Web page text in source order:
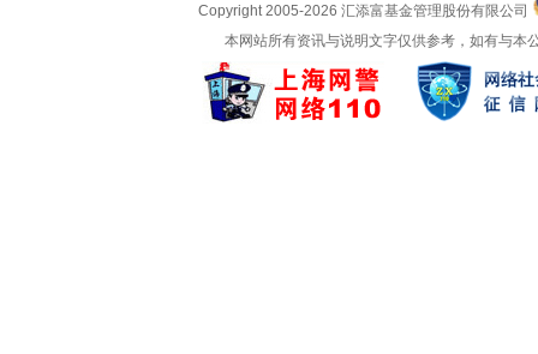
Copyright 2005-2026 汇添富基金管理股份有限公司
本网站所有资讯与说明文字仅供参考，如有与本